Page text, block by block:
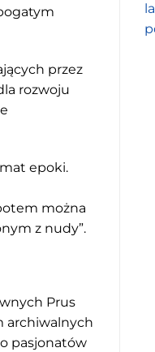
przez
rozwoju
epoki.
można
z nudy”.
Prus
archiwalnych
pasjonatów